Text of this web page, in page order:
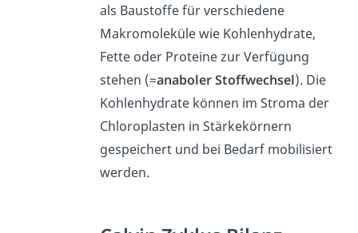
als Baustoffe für verschiedene
Makromoleküle wie Kohlenhydrate,
Fette oder Proteine zur Verfügung
stehen (=anaboler Stoffwechsel). Die
Kohlenhydrate können im Stroma der
Chloroplasten in Stärkekörnern
gespeichert und bei Bedarf mobilisiert
werden.